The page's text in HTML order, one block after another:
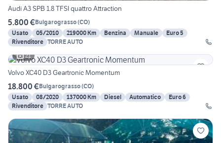
Audi A3 SPB 1.8 TFSI quattro Attraction
5.800 €Bulgarograsso(CO)
Usato
05/2010 219000 Km Benzina Manuale
Euro 5
Rivenditore TORRE AUTO
21
Volvo XC40 D3 Geartronic Momentum
18.800 €Bulgarograsso(CO)
Usato
08/2020 137000 Km Diesel Automatico
Euro 6
Rivenditore TORRE AUTO